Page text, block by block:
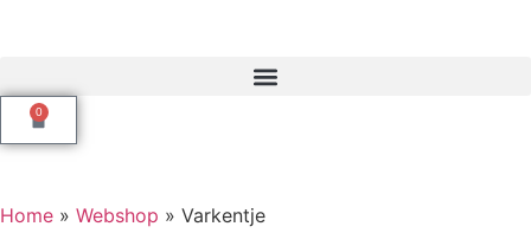
0
Home » Webshop » Varkentje